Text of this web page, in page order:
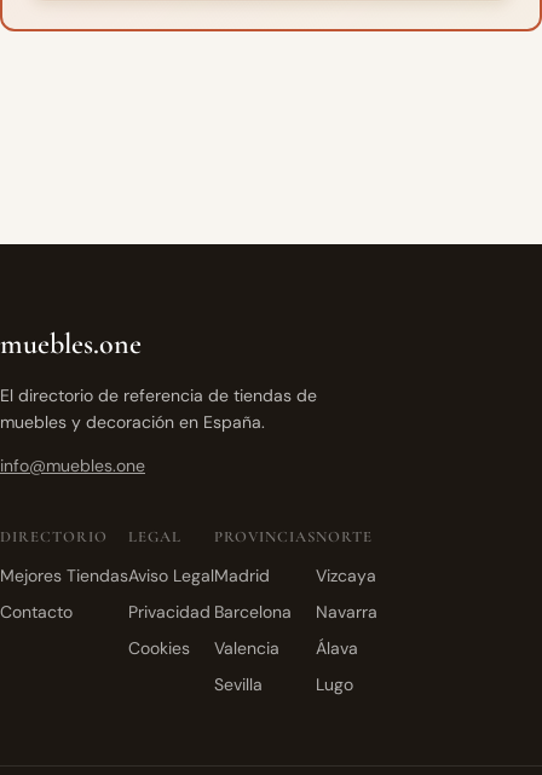
muebles.one
El directorio de referencia de tiendas de
muebles y decoración en España.
info@muebles.one
DIRECTORIO
Mejores Tiendas
Contacto
LEGAL
Aviso Legal
Privacidad
Cookies
PROVINCIAS
Madrid
Barcelona
Valencia
Sevilla
NORTE
Vizcaya
Navarra
Álava
Lugo